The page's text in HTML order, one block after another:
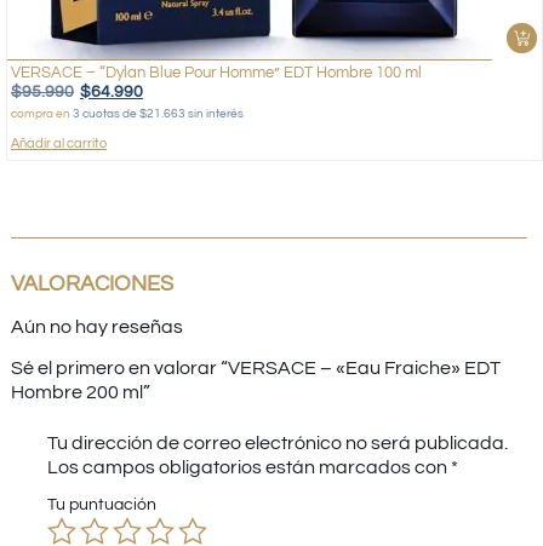
VERSACE – “Dylan Blue Pour Homme” EDT Hombre 100 ml
$95.990 $64.990
compra en 3 cuotas de $21.663 sin interés
Añadir al carrito
VALORACIONES
Aún no hay reseñas
Sé el primero en valorar “VERSACE – «Eau Fraiche» EDT
Hombre 200 ml”
Tu dirección de correo electrónico no será publicada.
Los campos obligatorios están marcados con *
Tu puntuación